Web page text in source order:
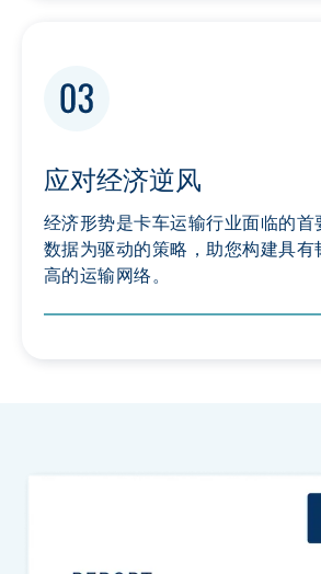
应对经济逆风
经济形势是卡车运输行业面临的首
数据为驱动的策略，助您构建具有
高的运输网络。